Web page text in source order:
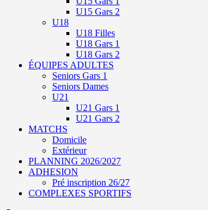
U15 Gars 2
U18
U18 Filles
U18 Gars 1
U18 Gars 2
ÉQUIPES ADULTES
Seniors Gars 1
Seniors Dames
U21
U21 Gars 1
U21 Gars 2
MATCHS
Domicile
Extérieur
PLANNING 2026/2027
ADHESION
Pré inscription 26/27
COMPLEXES SPORTIFS